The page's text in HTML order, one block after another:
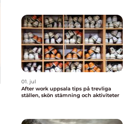
01. jul
After work uppsala tips på trevliga
ställen, skön stämning och aktiviteter